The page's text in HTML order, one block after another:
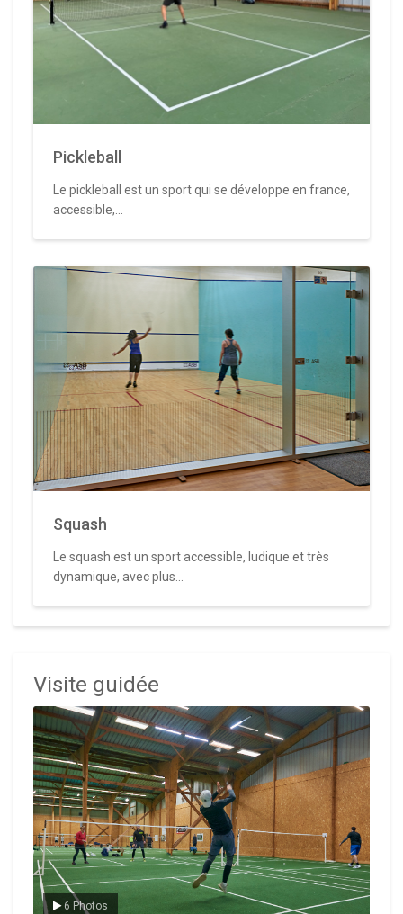
Pickleball
Le pickleball est un sport qui se développe en france,
accessible,...
Squash
Le squash est un sport accessible, ludique et très
dynamique, avec plus...
Visite guidée
6 Photos
Le badminton